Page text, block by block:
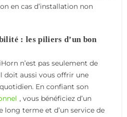
en cas d’installation non
: les piliers d’un bon
n’est pas seulement de
doit aussi vous offrir une
En confiant son
, vous bénéficiez d’un
long terme et d’un service de